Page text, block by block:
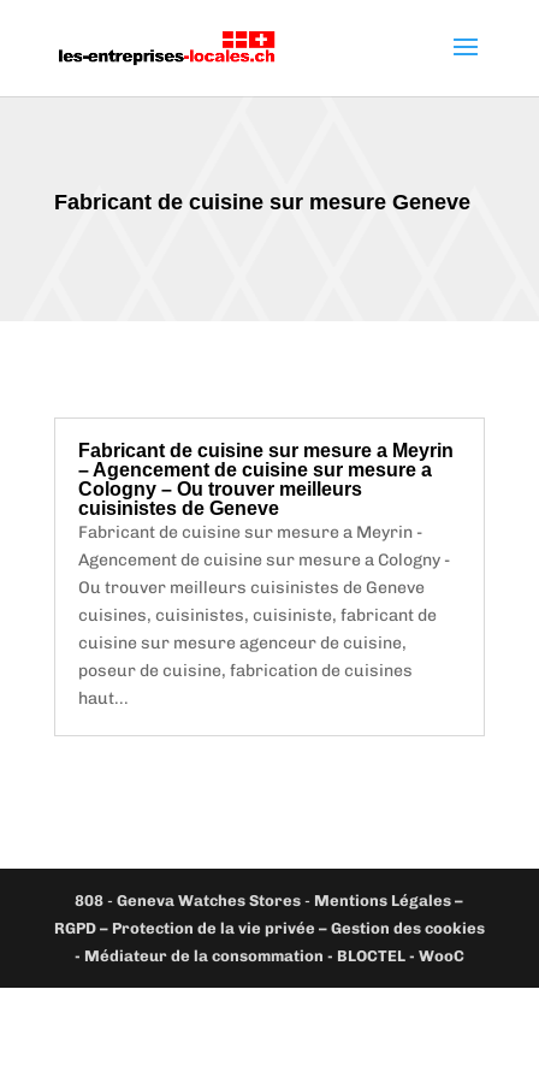
Fabricant de cuisine sur mesure Geneve
Fabricant de cuisine sur mesure a Meyrin
– Agencement de cuisine sur mesure a
Cologny – Ou trouver meilleurs
cuisinistes de Geneve
Fabricant de cuisine sur mesure a Meyrin -
Agencement de cuisine sur mesure a Cologny -
Ou trouver meilleurs cuisinistes de Geneve
cuisines, cuisinistes, cuisiniste, fabricant de
cuisine sur mesure agenceur de cuisine,
poseur de cuisine, fabrication de cuisines
haut...
808 -Geneva Watches Stores - Mentions Légales –
RGPD – Protection de la vie privée – Gestion des cookies
- Médiateur de la consommation - BLOCTEL - WooC